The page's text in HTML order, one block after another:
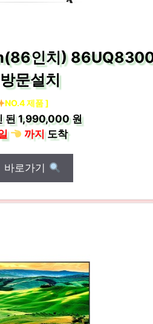
인치)
문설치
NO.4 제품 ]
된1,990,000 원
까지도착
바로가기